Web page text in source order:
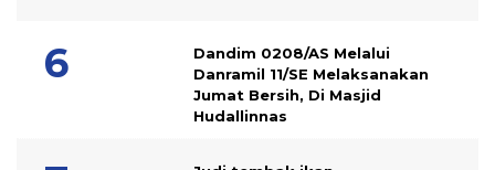
Dandim 0208/AS Melalui
Danramil 11/SE Melaksanakan
Jumat Bersih, Di Masjid
Hudallinnas